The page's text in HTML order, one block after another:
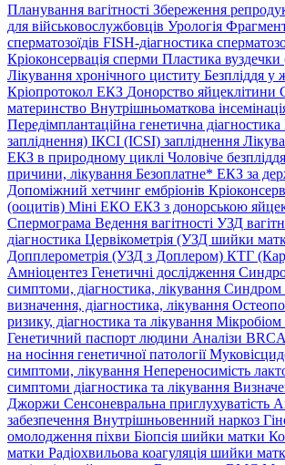
Планування вагітності Збереження
для військовослужбовців Урологія
сперматозоїдів FISH-діагностика
Кріоконсервація сперми Пластика вуздечки
Лікування хронічного циститу Безпліддя у
Кріопротокол ЕКЗ Донорство яйцеклітини
материнство Внутрішньоматкова
Передімплантаційна генетична діагностика
запліднення) ІКСІ (ICSI) запліднення
ЕКЗ в природному циклі Чоловіче
причини, лікування Безоплатне* ЕКЗ за
Допоміжний хетчинг ембріонів
(ооцитів) Міні ЕКО ЕКЗ з донорською
Спермограма Ведення вагітності УЗД
діагностика Цервікометрія (УЗД шийки
Допплерометрія (УЗД з Доплером) КТГ
Амніоцентез Генетичні дослідження
симптоми, дiагностика, лiкування Синдром
визначення, діагностика, лікування
ризику, діагностика та лікування
Генетичний паспорт людини Аналізи BRCA
на носіння генетичної патології
симптоми, лікування Непереносимість
симптоми діагностика та лікування
Джоржи Сенсоневральна приглухуватість
забезпечення Внутрішньовенний наркоз
омолодження піхви Біопсія шийки матки
матки Радіохвильова коагуляція шийки